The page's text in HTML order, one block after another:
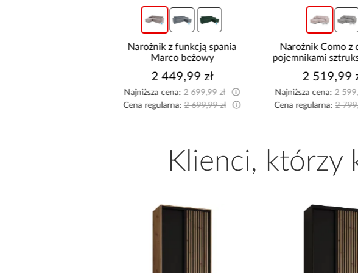
Narożnik z funkcją spania
Marco beżowy
2 449,99 zł
Najniższa cena:2 699,99 zł
Cena regularna:2 699,99 zł
Narożnik Como z
pojemnikami
2 519,99
Najniższa cena:2
Cena regularna:2
Klienci, którzy